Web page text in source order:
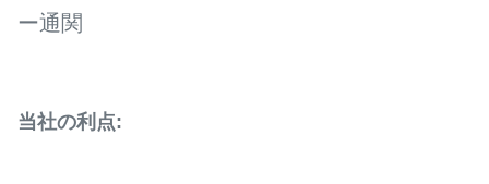
ー通関
当社の利点: